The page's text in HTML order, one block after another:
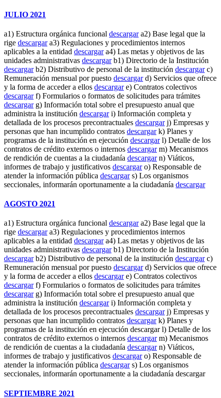
JULIO 2021
a1) Estructura orgánica funcional descargara2) Base legal que la
rige descargara3) Regulaciones y procedimientos internos
aplicables a la entidad descargara4) Las metas y objetivos de las
unidades administrativas descargarb1) Directorio de la Institución
descargarb2) Distributivo de personal de la institución descargarc)
Remuneración mensual por puesto descargard) Servicios que ofrece
y la forma de acceder a ellos descargare) Contratos colectivos
descargarf) Formularios o formatos de solicitudes para trámites
descargarg) Información total sobre el presupuesto anual que
administra la institución descargari) Información completa y
detallada de los procesos precontractuales descargarj) Empresas y
personas que han incumplido contratos descargark) Planes y
programas de la institución en ejecución descargarl) Detalle de los
contratos de crédito externos o internos descargarm) Mecanismos
de rendición de cuentas a la ciudadanía descargarn) Viáticos,
informes de trabajo y justificativos descargaro) Responsable de
atender la información pública descargars) Los organismos
seccionales, informarán oportunamente a la ciudadanía descargar
AGOSTO 2021
a1) Estructura orgánica funcional descargara2) Base legal que la
rige descargara3) Regulaciones y procedimientos internos
aplicables a la entidad descargara4) Las metas y objetivos de las
unidades administrativas descargarb1) Directorio de la Institución
descargarb2) Distributivo de personal de la institución descargarc)
Remuneración mensual por puesto descargard) Servicios que ofrece
y la forma de acceder a ellos descargare) Contratos colectivos
descargarf) Formularios o formatos de solicitudes para trámites
descargarg) Información total sobre el presupuesto anual que
administra la institución descargari) Información completa y
detallada de los procesos precontractuales descargarj) Empresas y
personas que han incumplido contratos descargark) Planes y
programas de la institución en ejecución descargar l) Detalle de los
contratos de crédito externos o internos descargarm) Mecanismos
de rendición de cuentas a la ciudadanía descargarn) Viáticos,
informes de trabajo y justificativos descargaro) Responsable de
atender la información pública descargars) Los organismos
seccionales, informarán oportunamente a la ciudadanía descargar
SEPTIEMBRE 2021